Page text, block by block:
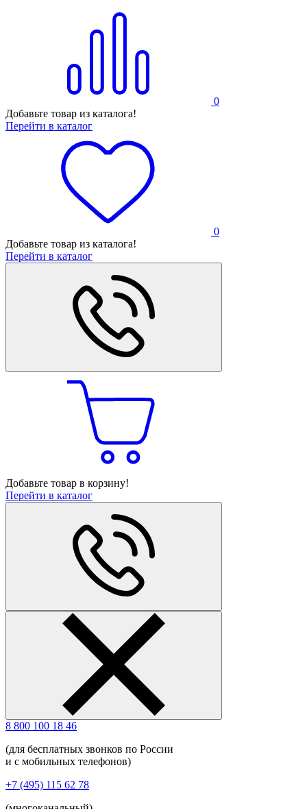
0
Добавьте товар из каталога!
Перейти в каталог
0
Добавьте товар из каталога!
Перейти в каталог
Добавьте товар в корзину!
Перейти в каталог
8 800 100 18 46
(для бесплатных звонков по России
и с мобильных телефонов)
+7 (495) 115 62 78